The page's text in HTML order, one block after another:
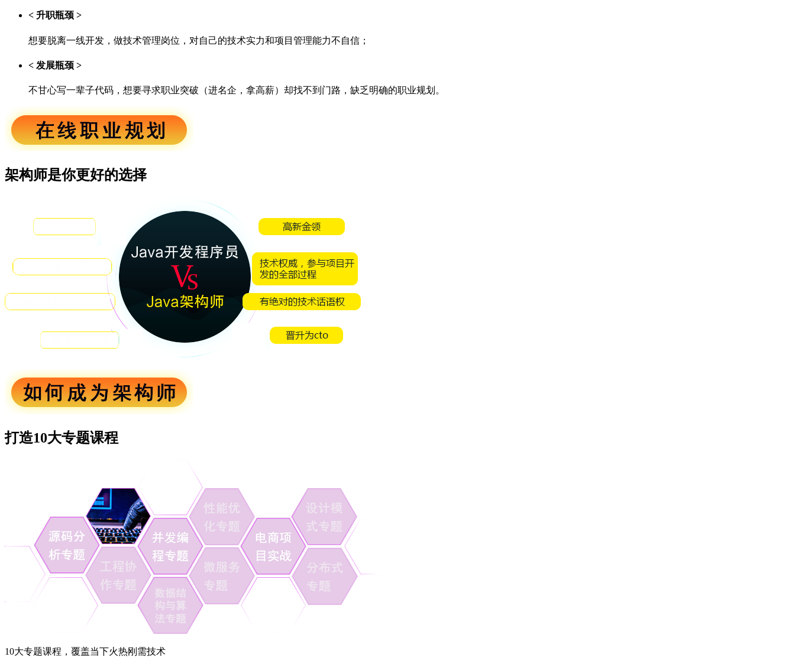
< 升职瓶颈 >
想要脱离一线开发，做技术管理岗位，对自己的技术实力和项目管理能力不自信；
< 发展瓶颈 >
不甘心写一辈子代码，想要寻求职业突破（进名企，拿高薪）却找不到门路，缺乏明确的职业规划。
架构师是你更好的选择
打造10大专题课程
10大专题课程，覆盖当下火热刚需技术